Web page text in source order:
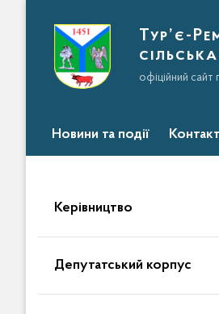
Тур’є-
офіційний сайт
Новини та події
Керівництво
Депутатський корпус